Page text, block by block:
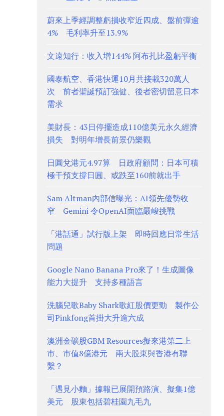
蔚來上季經調整虧損收窄近四成、盤前彈逾
4% 毛利率升至13.9%
文遠知行：收入增144% 阿布扎比盈虧平衡
國泰航空、香港快運10月共接載320萬人
次 前者聖誕預訂強健、後者密切留意日本
需求
美財長：43日停擺造成110億美元永久經濟
損失 對明年增長前景仍樂觀
日圓兌港元4.97算 日政府顧問：日本可積
極干預支撐日圓、或跌至160前就出手
Sam Altman內部信曝光：AI領先優勢收
窄 Gemini 令OpenAI面臨嚴峻挑戰
「港話通」試行版上架 即時回應日常生活
問題
Google Nano Banana Pro來了！生成圖像
能力大提升 支持多種語言
洗腦兒歌Baby Shark歌紅股價更勁 製作公
司Pinkfong首掛大升逾六成
澳洲金礦股GBM Resources擬來港第二上
市、市值8億港元 兩大股東與香港有聯
繫？
「遇見小麵」據報已展開預路演、擬集1億
美元 股東包括碧桂園九毛九